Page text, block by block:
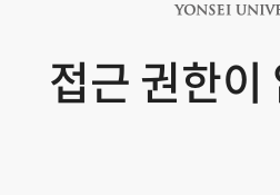
접근 권한이